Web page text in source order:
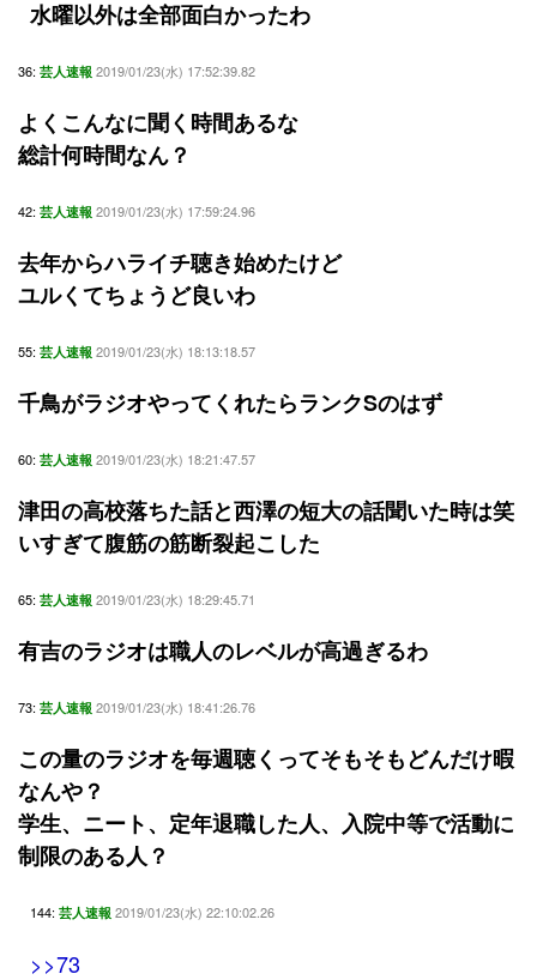
水曜以外は全部面白かったわ
36: 芸人速報 2019/01/23(水) 17:52:39.82
よくこんなに聞く時間あるな
総計何時間なん？
42: 芸人速報 2019/01/23(水) 17:59:24.96
去年からハライチ聴き始めたけど
ユルくてちょうど良いわ
55: 芸人速報 2019/01/23(水) 18:13:18.57
千鳥がラジオやってくれたらランクSのはず
60: 芸人速報 2019/01/23(水) 18:21:47.57
津田の高校落ちた話と西澤の短大の話聞いた時は笑
いすぎて腹筋の筋断裂起こした
65: 芸人速報 2019/01/23(水) 18:29:45.71
有吉のラジオは職人のレベルが高過ぎるわ
73: 芸人速報 2019/01/23(水) 18:41:26.76
この量のラジオを毎週聴くってそもそもどんだけ暇
なんや？
学生、ニート、定年退職した人、入院中等で活動に
制限のある人？
144: 芸人速報 2019/01/23(水) 22:10:02.26
>>73